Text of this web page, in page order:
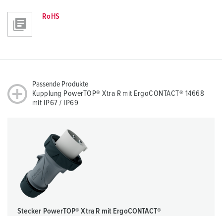
RoHS
Passende Produkte
Kupplung PowerTOP® Xtra R mit ErgoCONTACT® 14668
mit IP67 / IP69
Stecker PowerTOP® Xtra R mit ErgoCONTACT®